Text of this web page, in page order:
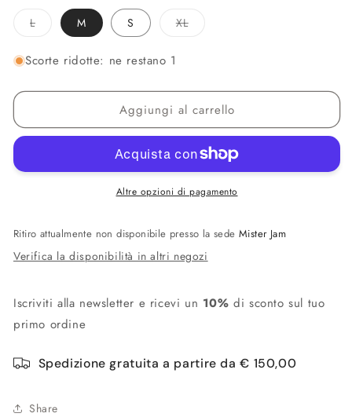
LVariante
esaurita
non
disponibile
M S XLVariante
Scorte ridotte: ne restano 1
Aggiungi al carrello
Altre opzioni di pagamento
Ritiro attualmente non disponibile presso la sede Mister Jam
Verifica la disponibilità in altri negozi
Iscriviti alla newsletter e ricevi un 10%di sconto sul tuo
primo ordine
Spedizione gratuita a partire da € 150,00
Share